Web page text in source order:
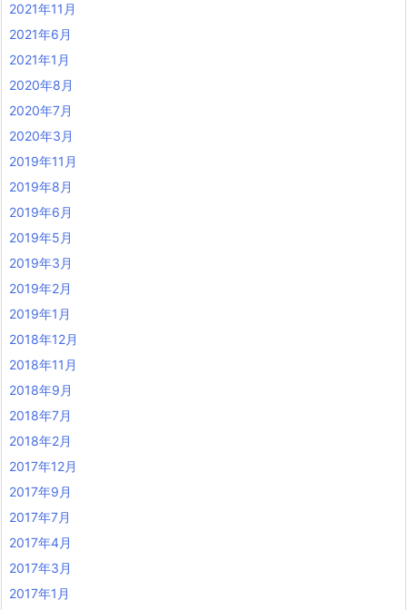
2021年11月
2021年6月
2021年1月
2020年8月
2020年7月
2020年3月
2019年11月
2019年8月
2019年6月
2019年5月
2019年3月
2019年2月
2019年1月
2018年12月
2018年11月
2018年9月
2018年7月
2018年2月
2017年12月
2017年9月
2017年7月
2017年4月
2017年3月
2017年1月